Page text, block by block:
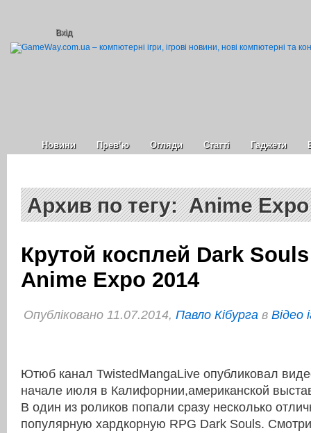
Вхід
Новини Прев’ю Огляди Статті Гаджети
Архив по тегу: Anime
Крутой косплей Dark
Anime Expo 2014
Опубліковано 11.07.2014, Павло Кібурга в Відео
Ютюб канал TwistedMangaLive опубликовал
начале июля в Калифорнии,американской
В один из роликов попали сразу несколько
популярную хардкорную RPG Dark Souls.